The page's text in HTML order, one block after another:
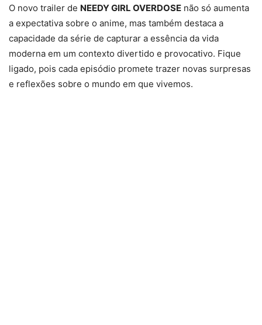
O novo trailer de NEEDY GIRL OVERDOSE não só aumenta
a expectativa sobre o anime, mas também destaca a
capacidade da série de capturar a essência da vida
moderna em um contexto divertido e provocativo. Fique
ligado, pois cada episódio promete trazer novas surpresas
e reflexões sobre o mundo em que vivemos.